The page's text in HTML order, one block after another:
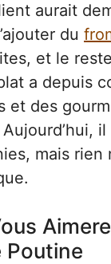
aurait
du
et le
a depuis
et des
mais rien
Poutine